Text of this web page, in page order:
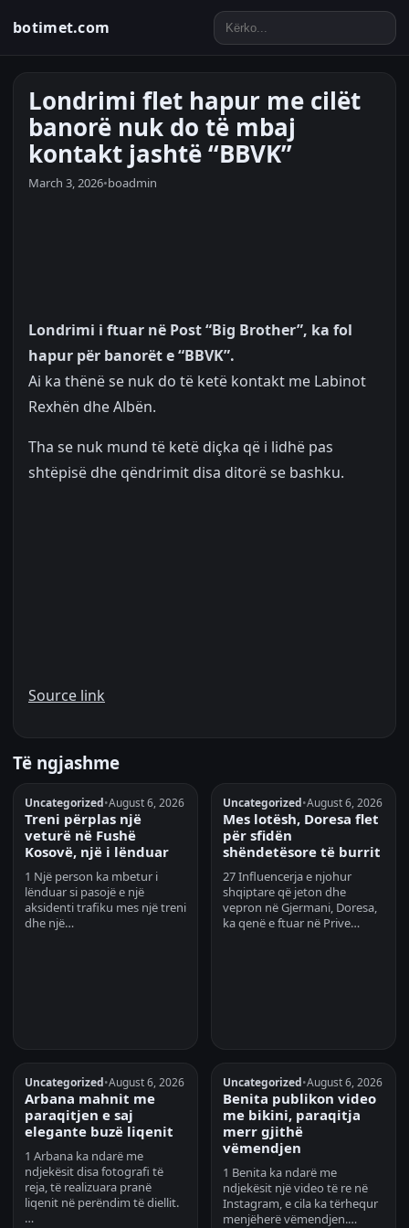
botimet.com
Londrimi flet hapur me cilët
banorë nuk do të mbaj
kontakt jashtë “BBVK”
March 3, 2026•boadmin
Londrimi i ftuar në Post “Big Brother”, ka fol
hapur për banorët e “BBVK”.
Ai ka thënë se nuk do të ketë kontakt me Labinot
Rexhën dhe Albën.
Tha se nuk mund të ketë diçka që i lidhë pas
shtëpisë dhe qëndrimit disa ditorë se bashku.
Source link
Të ngjashme
Uncategorized•August 6, 2026
Treni përplas një
veturë në Fushë
Kosovë, një i lënduar
1 Një person ka mbetur i
lënduar si pasojë e një
aksidenti trafiku mes një treni
dhe një…
Uncategorized•August 6, 2026
Mes lotësh, Doresa flet
për sfidën
shëndetësore të burrit
27 Influencerja e njohur
shqiptare që jeton dhe
vepron në Gjermani, Doresa,
ka qenë e ftuar në Prive…
Uncategorized•August 6, 2026
Arbana mahnit me
paraqitjen e saj
elegante buzë liqenit
1 Arbana ka ndarë me
ndjekësit disa fotografi të
reja, të realizuara pranë
liqenit në perëndim të diellit.
…
Uncategorized•August 6, 2026
Benita publikon video
me bikini, paraqitja
merr gjithë
vëmendjen
1 Benita ka ndarë me
ndjekësit një video të re në
Instagram, e cila ka tërhequr
menjëherë vëmendjen.…